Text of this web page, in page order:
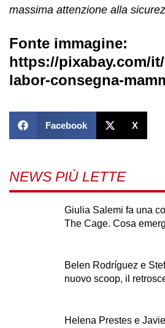
massima attenzione alla
Fonte immagine:
https://pixabay.com/
labor-consegna-
Facebook X
NEWS PIÙ LETTE
Giulia Salemi fa una
The Cage. Cosa
Belen Rodríguez e
nuovo scoop, il
Helena Prestes e